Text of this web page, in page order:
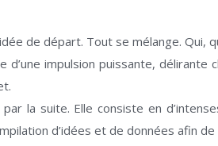
de départ. Tout se mélange.
d’une impulsion puissante, délirante
par la suite. Elle consiste en
d’idées et de données afin